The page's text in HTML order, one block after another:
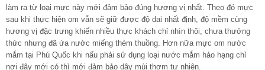
làm ra từ loại mực này mới đảm bảo đúng hương vị nhất. Theo đó mực
sau khi thực hiện om vẫn sẽ giữ được độ dai nhất định, độ mềm cùng
hương vị đặc trưng khiến nhiều thực khách chỉ nhìn thôi, chưa thưởng
thức nhưng đã ứa nước miếng thèm thuồng. Hơn nữa mực om nước
mắm tại Phú Quốc khi nấu phải sử dụng loại nước mắm hảo hạng chỉ
nơi đây mới có thì mới đảm bảo dậy mùi thơm tự nhiên.